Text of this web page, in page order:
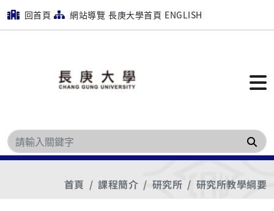
回首頁 網站導覽 長庚大學首頁 ENGLISH
搜
首頁 課程簡介 研究所 研究所教學綱要